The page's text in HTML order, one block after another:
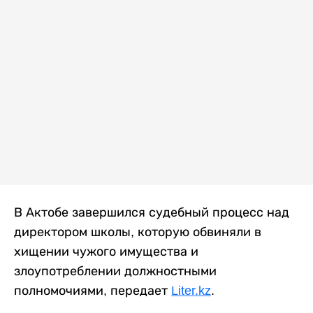
В Актобе завершился судебный процесс над
директором школы, которую обвиняли в
хищении чужого имущества и
злоупотреблении должностными
полномочиями, передает Liter.kz.